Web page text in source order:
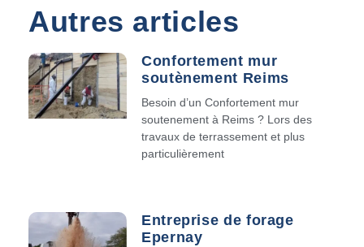
Autres articles
Confortement mur
soutènement Reims
Besoin d’un Confortement mur
soutenement à Reims ? Lors des
travaux de terrassement et plus
particulièrement
Entreprise de forage
Epernay